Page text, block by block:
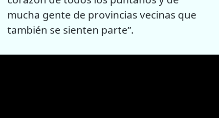
mucha gente de provincias vecinas que
también se sienten parte”.